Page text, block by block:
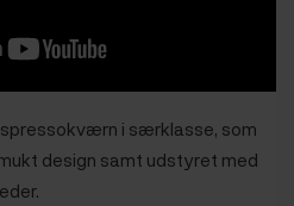
i særklasse, som
design samt udstyret med